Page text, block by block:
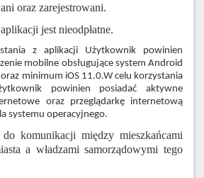
oraz zarejestrowani.
jest nieodpłatne.
z aplikacji Użytkownik powinien
mobilne obsługujące system Android
minimum iOS 11.0.W celu korzystania
powinien posiadać aktywne
oraz przeglądarkę internetową
systemu operacyjnego.
do komunikacji między mieszkańcami
a władzami samorządowymi tego